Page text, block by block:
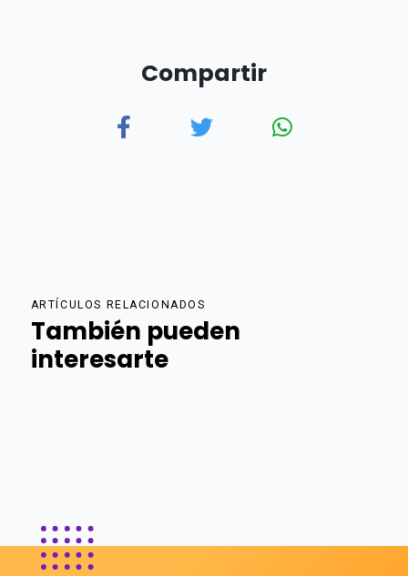
Compartir
ARTÍCULOS RELACIONADOS
También pueden
interesarte